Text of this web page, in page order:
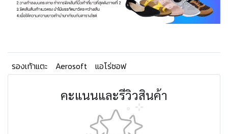
รองเท้าแตะ Aerosoft แอโร่ซอฟ
คะแนนและรีวิวสินค้า